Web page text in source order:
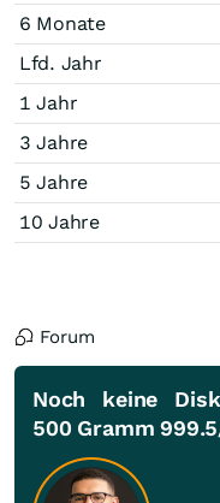
6 Monate
Lfd. Jahr
1 Jahr
3 Jahre
5 Jahre
10 Jahre
Forum
Noch keine
500 Gramm